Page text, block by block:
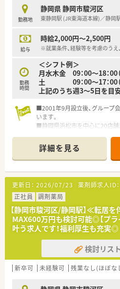
勤務地
静岡県 静岡市駿河区
東静岡駅 (JR東海道本線)／静岡
給与
時給2,000円～2,500円
※就業条件、経験等を考慮のうえ
勤務
時間
＜シフト例＞
月水木金 09：00～18：00
土 09：00～17：00（
上記のうち週3～5日を目
■2001年9月設立後、グループ
います。
■静岡県浜松市を中心に20店舗
■「みんなで創り、みんなで育
あり、社長との距離が近く社員
■独立を考えている薬剤師を応
■経営ノウハウ、売上管理、調
険の種類、レセプト請求等、通
てをレクチャ一します。
■あおい調剤では、従業員の約
て活躍されている女性スタッフ
ます。
■女性が働きやすい職場環境を
休・育休制度も充実しており実
■育児が落ち着いて社会復帰・
ートするために、丁寧な教育・
ります。
詳細を見る
更新日： 2026/07/23 薬剤師求人ID：
正社員
調剤薬局
【静岡市駿河区/静岡駅】≪転居を
MAX600万円も検討可能◎【プ
叶う求人です！福利厚生も充実◎
検討リス
新卒可 未経験可 残業なし(ほぼな